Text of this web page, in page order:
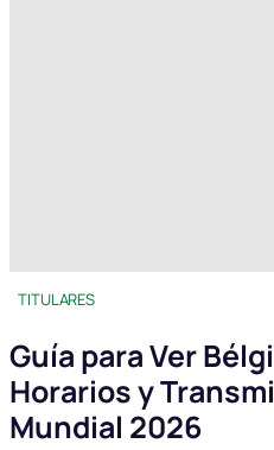
TITULARES
Guía para Ver
Horarios y
Mundial 2026